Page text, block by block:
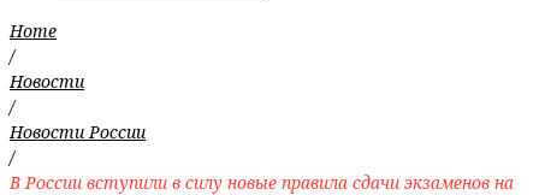
Home
/
Новости
/
Новости России
/
В России вступили в силу новые правила сдачи экзаменов на